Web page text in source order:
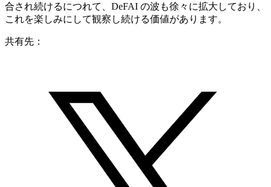
合され続けるにつれて、DeFAI の波も徐々に拡大しており、
これを楽しみにして観察し続ける価値があります。
共有先：